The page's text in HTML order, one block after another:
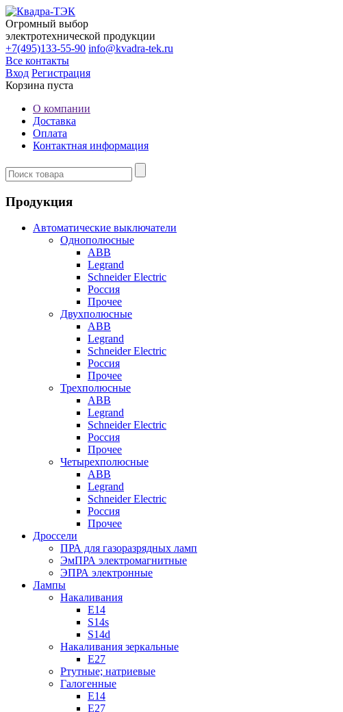
Огромный выбор
электротехнической продукции
+7(495)133-55-90 info@kvadra-tek.ru
Все контакты
Вход Регистрация
Корзина пуста
О компании
Доставка
Оплата
Контактная информация
Продукция
Автоматические выключатели
Однополюсные
ABB
Legrand
Schneider Electric
Россия
Прочее
Двухполюсные
ABB
Legrand
Schneider Electric
Россия
Прочее
Трехполюсные
ABB
Legrand
Schneider Electric
Россия
Прочее
Четырехполюсные
ABB
Legrand
Schneider Electric
Россия
Прочее
Дроссели
ПРА для газоразрядных ламп
ЭмПРА электромагнитные
ЭПРА электронные
Лампы
Накаливания
Е14
S14s
S14d
Накаливания зеркальные
Е27
Ртутные; натриевые
Галогенные
Е14
Е27